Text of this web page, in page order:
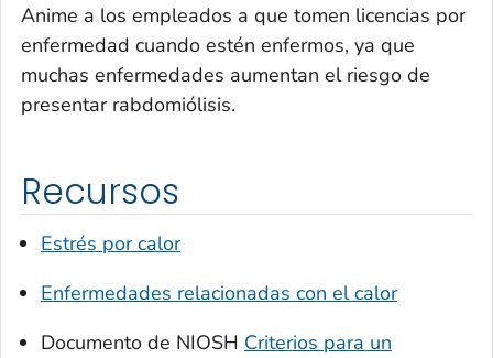
Anime a los empleados a que tomen licencias por
enfermedad cuando estén enfermos, ya que
muchas enfermedades aumentan el riesgo de
presentar rabdomiólisis.
Recursos
Estrés por calor
Enfermedades relacionadas con el calor
Documento de NIOSH Criterios para un